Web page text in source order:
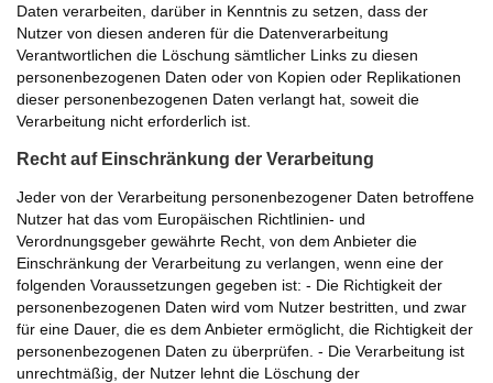
Daten verarbeiten, darüber in Kenntnis zu setzen, dass der
Nutzer von diesen anderen für die Datenverarbeitung
Verantwortlichen die Löschung sämtlicher Links zu diesen
personenbezogenen Daten oder von Kopien oder Replikationen
dieser personenbezogenen Daten verlangt hat, soweit die
Verarbeitung nicht erforderlich ist.
Recht auf Einschränkung der Verarbeitung
Jeder von der Verarbeitung personenbezogener Daten betroffene
Nutzer hat das vom Europäischen Richtlinien- und
Verordnungsgeber gewährte Recht, von dem Anbieter die
Einschränkung der Verarbeitung zu verlangen, wenn eine der
folgenden Voraussetzungen gegeben ist: - Die Richtigkeit der
personenbezogenen Daten wird vom Nutzer bestritten, und zwar
für eine Dauer, die es dem Anbieter ermöglicht, die Richtigkeit der
personenbezogenen Daten zu überprüfen. - Die Verarbeitung ist
unrechtmäßig, der Nutzer lehnt die Löschung der